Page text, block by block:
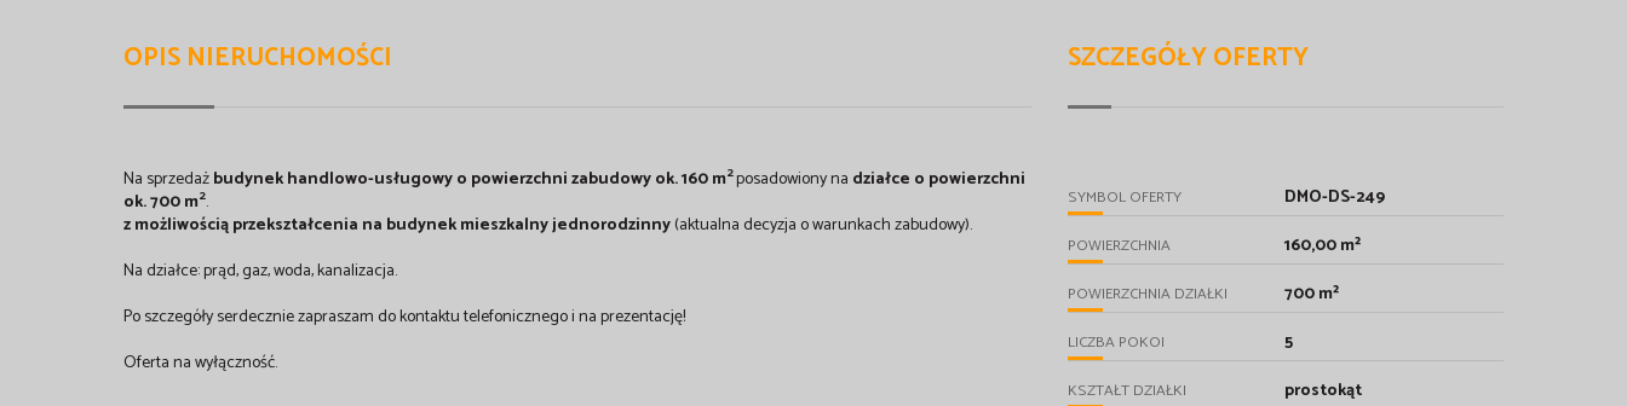
OPIS NIERUCHOMOŚCI
Na sprzedażbudynek handlowo-usługowy o powierzchni zabudowy ok. 160 m2posadowiony na działce o powierzchni
ok. 700 m2.
z możliwością przekształcenia na budynek mieszkalny jednorodzinny(aktualna decyzja o warunkach zabudowy).
Na działce: prąd, gaz, woda, kanalizacja.
Po szczegóły serdecznie zapraszam do kontaktu telefonicznego i na prezentację!
Oferta na wyłączność.
SZCZEGÓŁY OFERTY
SYMBOL OFERTY DMO-DS-249
POWIERZCHNIA 160,00 m²
POWIERZCHNIA DZIAŁKI 700 m²
LICZBA POKOI 5
KSZTAŁT DZIAŁKI prostokąt